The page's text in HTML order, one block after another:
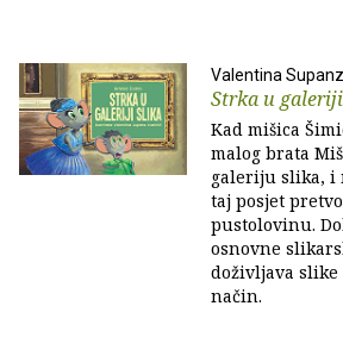
Valentina
Strka u
Kad mišica
malog brata
galeriju slika, i
taj posjet
pustolovinu.
osnovne
doživljava slike
način.